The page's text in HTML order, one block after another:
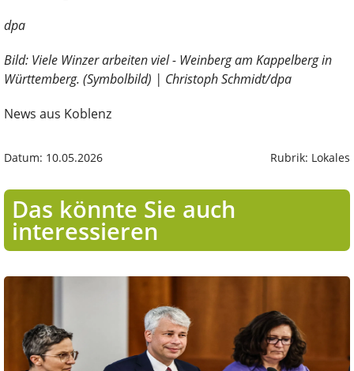
dpa
Bild: Viele Winzer arbeiten viel - Weinberg am Kappelberg in
Württemberg. (Symbolbild) | Christoph Schmidt/dpa
News aus Koblenz
Datum: 10.05.2026 Rubrik: Lokales
Das könnte Sie auch
interessieren